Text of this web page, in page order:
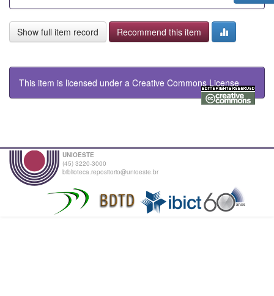
Show full item record Recommend this item
This item is licensed under a Creative Commons License
UNIOESTE
(45) 3220-3000
biblioteca.repositorio@unioeste.br